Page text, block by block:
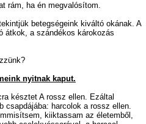
rám, ha én megvalósítom.
betegségeink kiváltó okának. A
átkok, a szándékos károkozás
nyitnak kaput.
késztet A rossz ellen. Ezáltal
csapdájába: harcolok a rossz ellen.
kiiktassam az életemből,